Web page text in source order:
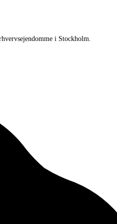
i Stockholm.